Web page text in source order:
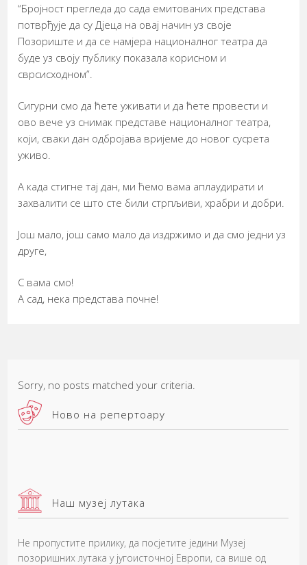
“Бројност прегледа до сада емитованих представа
потврђује да су Дјеца на овај начин уз своје
Позориште и да се намјера националног театра да
буде уз своју публику показала корисном и
сврсисходном”.
Сигурни смо да ћете уживати и да ћете провести и
ово вече уз снимак представе националног театра,
који, сваки дан одбројава вријеме до новог сусрета
уживо.
А када стигне тај дан, ми ћемо вама аплаудирати и
захвалити се што сте били стрпљиви, храбри и добри.
Још мало, још само мало да издржимо и да смо једни уз
друге,
С вама смо!
А сад, нека представа почне!
Sorry, no posts matched your criteria.
Ново на репертоару
Наш музеј лутака
Не пропустите прилику, да посјетите једини Музеј
позоришних лутака у југоисточној Европи, са више од